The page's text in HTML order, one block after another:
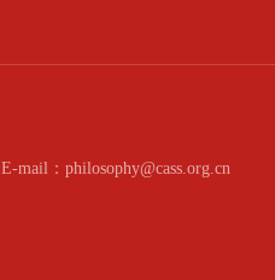
E-mail：philosophy@cass.org.cn